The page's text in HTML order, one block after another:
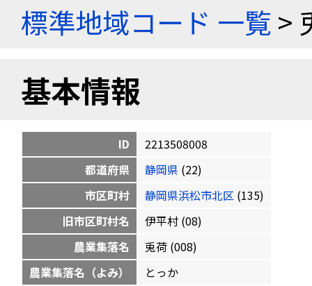
標準地域コード 一覧>
基本情報
ID
2213508008
都道府県
静岡県 (22)
市区町村
静岡県浜松市北区 (135)
旧市区町村名
伊平村 (08)
農業集落名
兎荷 (008)
農業集落名（よみ）
とっか